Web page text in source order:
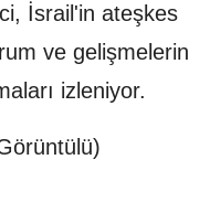
İsrail'in ateşkes
ve gelişmelerin
izleniyor.